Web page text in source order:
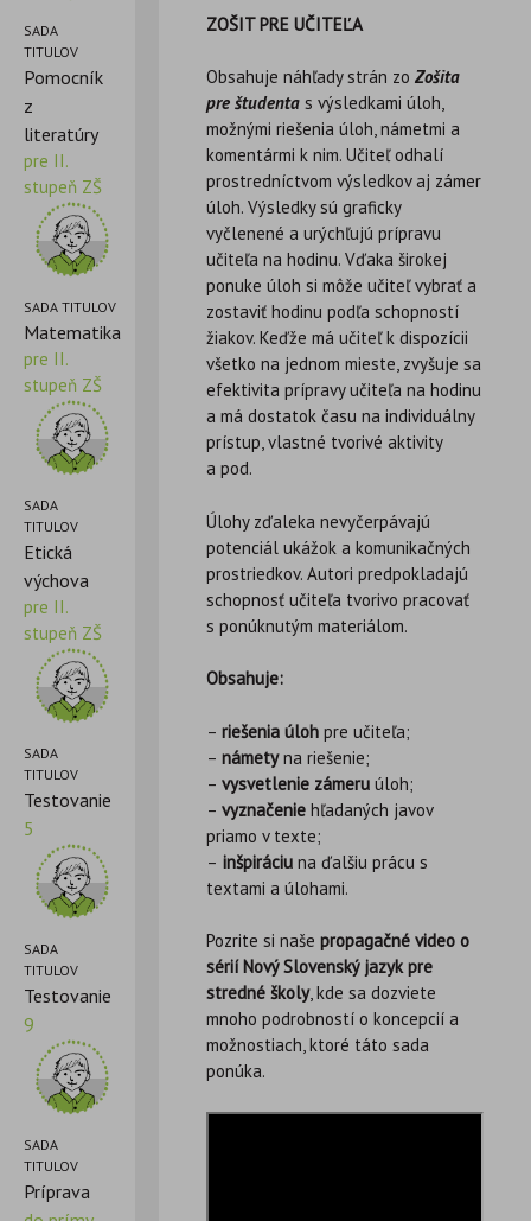
SADA
TITULOV
Pomocník
z
literatúry
pre II.
stupeň ZŠ
SADA TITULOV
Matematika
pre II.
stupeň ZŠ
SADA
TITULOV
Etická
výchova
pre II.
stupeň ZŠ
SADA
TITULOV
Testovanie
5
SADA
TITULOV
Testovanie
9
SADA
TITULOV
Príprava
ZOŠIT PRE UČITEĽA
Obsahuje náhľady strán zoZošita
pre študentas výsledkami úloh,
možnými riešenia úloh, námetmi a
komentármi k nim. Učiteľ odhalí
prostredníctvom výsledkov aj zámer
úloh. Výsledky sú graficky
vyčlenené a urýchľujú prípravu
učiteľa na hodinu. Vďaka širokej
ponuke úloh si môže učiteľ vybrať a
zostaviť hodinu podľa schopností
žiakov. Keďže má učiteľ k dispozícii
všetko na jednom mieste, zvyšuje sa
efektivita prípravy učiteľa na hodinu
a má dostatok času na individuálny
prístup, vlastné tvorivé aktivity
a pod.
Úlohy zďaleka nevyčerpávajú
potenciál ukážok a komunikačných
prostriedkov. Autori predpokladajú
schopnosť učiteľa tvorivo pracovať
s ponúknutým materiálom.
Obsahuje:
–riešenia úloh pre učiteľa;
–námetyna riešenie;
–vysvetlenie zámeru úloh;
–vyznačenie hľadaných javov
priamo v texte;
– inšpiráciu na ďalšiu prácu s
textami a úlohami.
Pozrite si našepropagačné video o
sérií Nový Slovenský jazyk pre
stredné školy, kde sa dozviete
mnoho podrobností o koncepcií a
možnostiach, ktoré táto sada
ponúka.